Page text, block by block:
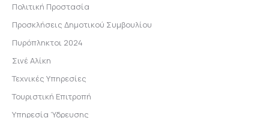
Πολιτική Προστασία
Προσκλήσεις Δημοτικού Συμβουλίου
Πυρόπληκτοι 2024
Σινέ Αλίκη
Τεχνικές Υπηρεσίες
Τουριστική Επιτροπή
Υπηρεσία Ύδρευσης